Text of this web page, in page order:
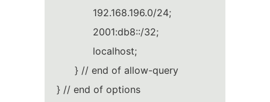
192.168.196.0/24;
2001:db8::/32;
localhost;
} // end of allow-query
} // end of options